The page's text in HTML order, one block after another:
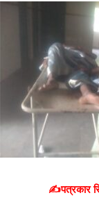
✍️पत्रकार